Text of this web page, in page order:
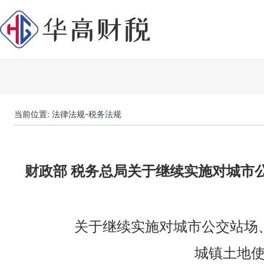
当前位置: 法律法规-税务法规
财政部 税务总局关于继续实施对城
关于继续实施对城市公交站
城镇土地